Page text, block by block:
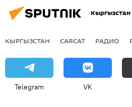
Кыргызстан
КЫРГЫЗСТАН САЯСАТ РАДИО
Telegram VK